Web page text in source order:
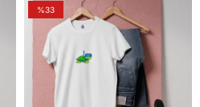
Ürün
%33